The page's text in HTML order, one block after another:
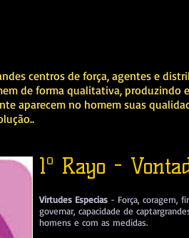
centros de força, agentes e
de forma qualitativa, produzindo
aparecem no homem suas
1º Rayo -
Virtudes Especias - Força, coragem,
governar, capacidade de
homens e com as medidas.